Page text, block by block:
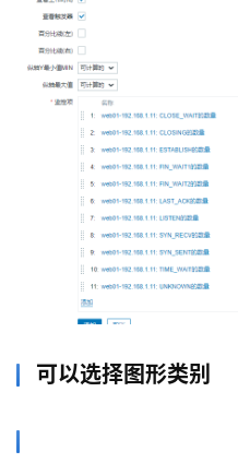
项
目
可以选择图形类别